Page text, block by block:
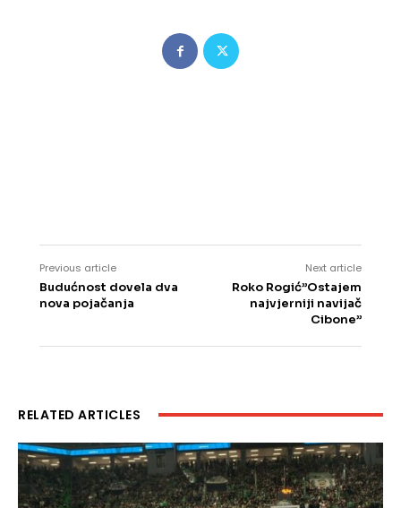
Previous article
Budućnost dovela dva
nova pojačanja
Next article
Roko Rogić”Ostajem
najvjerniji navijač
Cibone”
RELATED ARTICLES